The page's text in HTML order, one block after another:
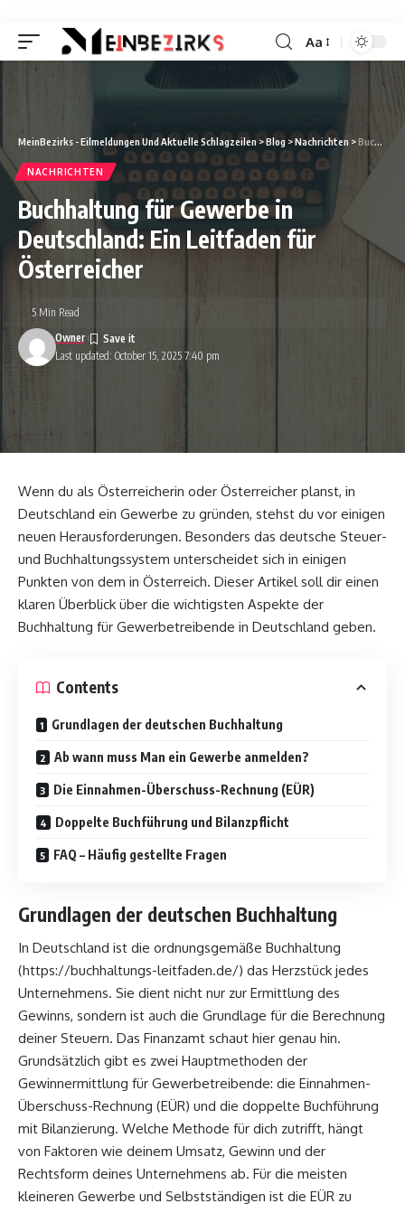
Font
Aa
MeinBezirks - Eilmeldungen Und Aktuelle Schlagzeilen >Blog >Nachrichten >Buchhaltung für Gewerbe in Deutschland: Ein Leitfaden für Österreicher
NACHRICHTEN
Buchhaltung für Gewerbe in
Deutschland: Ein Leitfaden für
Österreicher
Last updated: October 15, 2025 7:40 pm
Owner
5 Min Read
Wenn du als Österreicherin oder Österreicher planst, in
Deutschland ein Gewerbe zu gründen, stehst du vor einigen
neuen Herausforderungen. Besonders das deutsche Steuer-
und Buchhaltungssystem unterscheidet sich in einigen
Punkten von dem in Österreich. Dieser Artikel soll dir einen
klaren Überblick über die wichtigsten Aspekte der
Buchhaltung für Gewerbetreibende in Deutschland geben.
Contents
Grundlagen der deutschen Buchhaltung
Ab wann muss Man ein Gewerbe anmelden?
Die Einnahmen-Überschuss-Rechnung (EÜR)
Doppelte Buchführung und Bilanzpflicht
FAQ – Häufig gestellte Fragen
Grundlagen der deutschen Buchhaltung
In Deutschland ist die ordnungsgemäße Buchhaltung
(https://buchhaltungs-leitfaden.de/) das Herzstück jedes
Unternehmens. Sie dient nicht nur zur Ermittlung des
Gewinns, sondern ist auch die Grundlage für die Berechnung
deiner Steuern. Das Finanzamt schaut hier genau hin.
Grundsätzlich gibt es zwei Hauptmethoden der
Gewinnermittlung für Gewerbetreibende: die Einnahmen-
Überschuss-Rechnung (EÜR) und die doppelte Buchführung
mit Bilanzierung. Welche Methode für dich zutrifft, hängt
von Faktoren wie deinem Umsatz, Gewinn und der
Rechtsform deines Unternehmens ab. Für die meisten
kleineren Gewerbe und Selbstständigen ist die EÜR zu